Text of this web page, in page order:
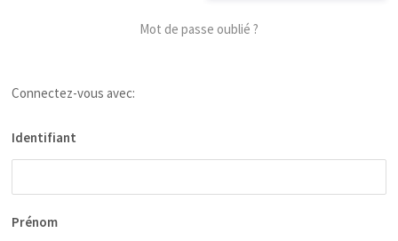
Mot de passe oublié ?
Connectez-vous avec:
Identifiant
Prénom